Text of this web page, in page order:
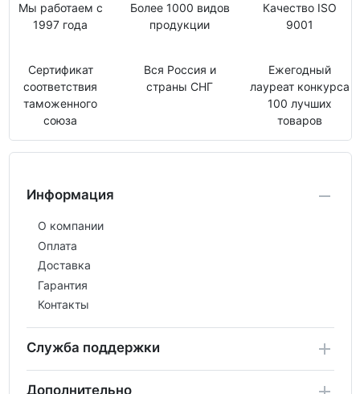
Мы работаем с
1997 года
Более 1000 видов
продукции
Качество ISO
9001
Сертификат
соответствия
таможенного
союза
Вся Россия и
страны СНГ
Ежегодный
лауреат конкурса
100 лучших
товаров
Информация
О компании
Оплата
Доставка
Гарантия
Контакты
Служба поддержки
Дополнительно